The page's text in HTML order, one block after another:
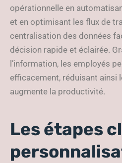
opérationnelle en
et en optimisant les flux de
centralisation des données
décision rapide et éclairée.
l’information, les employés
efficacement, réduisant ainsi
augmente la productivité.
Les étapes